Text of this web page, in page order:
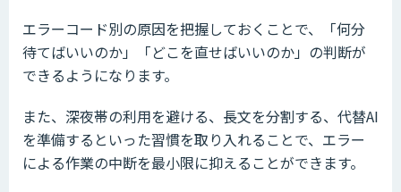
エラーコード別の原因を把握しておくことで、「何分
待てばいいのか」「どこを直せばいいのか」の判断が
できるようになります。
また、深夜帯の利用を避ける、長文を分割する、代替AI
を準備するといった習慣を取り入れることで、エラー
による作業の中断を最小限に抑えることができます。